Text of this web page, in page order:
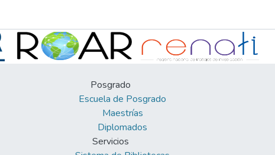
Posgrado
Escuela de Posgrado
Maestrías
Diplomados
Servicios